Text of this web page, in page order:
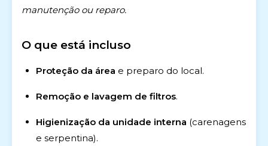
manutenção ou reparo.
O que está incluso
Proteção da área e preparo do local.
Remoção e lavagem de filtros.
Higienização da unidade interna (carenagens
e serpentina).